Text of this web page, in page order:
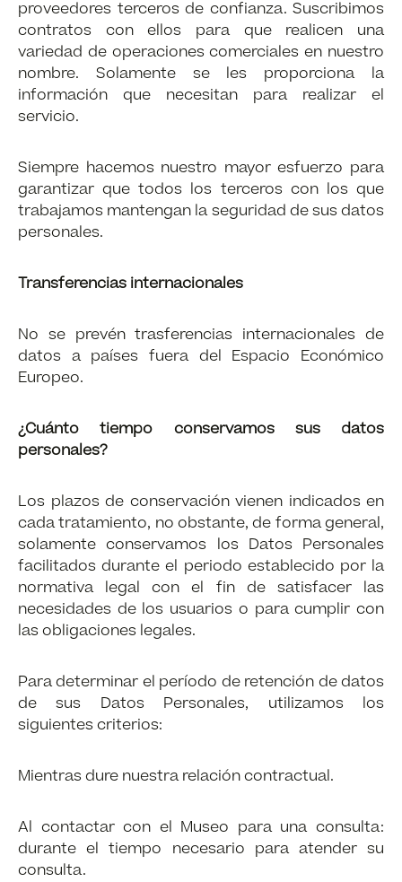
proveedores terceros de confianza. Suscribimos
contratos con ellos para que realicen una
variedad de operaciones comerciales en nuestro
nombre. Solamente se les proporciona la
información que necesitan para realizar el
servicio.
Siempre hacemos nuestro mayor esfuerzo para
garantizar que todos los terceros con los que
trabajamos mantengan la seguridad de sus datos
personales.
Transferencias internacionales
No se prevén trasferencias internacionales de
datos a países fuera del Espacio Económico
Europeo.
¿Cuánto tiempo conservamos sus datos
personales?
Los plazos de conservación vienen indicados en
cada tratamiento, no obstante, de forma general,
solamente conservamos los Datos Personales
facilitados durante el periodo establecido por la
normativa legal con el fin de satisfacer las
necesidades de los usuarios o para cumplir con
las obligaciones legales.
Para determinar el período de retención de datos
de sus Datos Personales, utilizamos los
siguientes criterios:
Mientras dure nuestra relación contractual.
Al contactar con el Museo para una consulta:
durante el tiempo necesario para atender su
consulta.